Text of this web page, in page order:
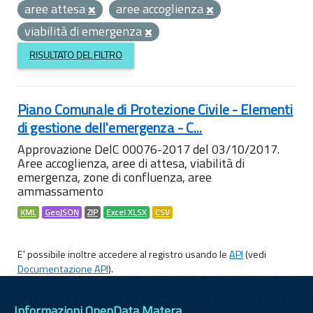
aree attesa
aree accoglienza
viabilità di emergenza
RISULTATO DEL FILTRO
Piano Comunale di Protezione Civile - Elementi
di gestione dell'emergenza - C...
Approvazione DelC 00076-2017 del 03/10/2017.
Aree accoglienza, aree di attesa, viabilità di
emergenza, zone di confluenza, aree
ammassamento
KML GeoJSON ZIP Excel XLSX CSV
E' possibile inoltre accedere al registro usando leAPI(vedi
Documentazione API).